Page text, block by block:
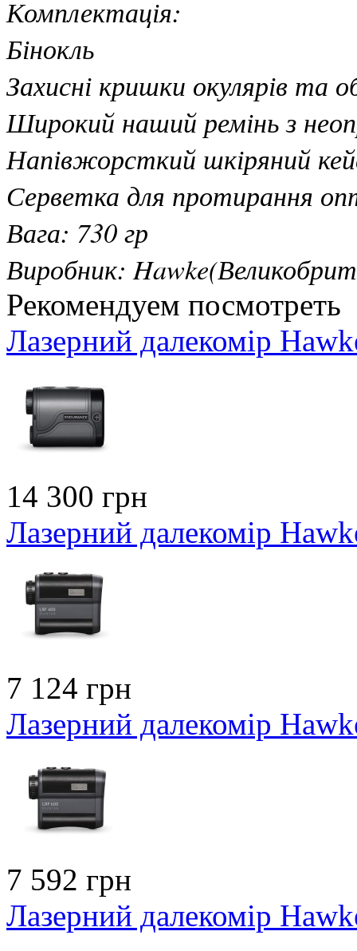
Комплектація:
Бінокль
Захисні кришки окулярів та
Широкий наший ремінь з
Напівжорсткий шкіряний
Серветка для протирання
Вага: 730 гр
Виробник:
Рекомендуем посмотреть
Лазерний далекомір
14 300 грн
Лазерний далекомір
7 124 грн
Лазерний далекомір
7 592 грн
Лазерний далекомір